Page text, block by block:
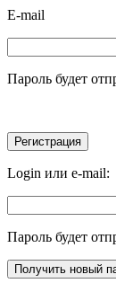
E-mail
Пароль будет
Login или e-mail:
Пароль будет